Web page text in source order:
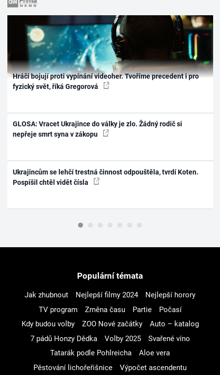
Hráči bojují proti vypínání videoher. Tvoříme precedent i pro
fyzický svět, říká Gregorová
GLOSA: Vracet Ukrajince do války je zlo. Žádný rodič si
nepřeje smrt syna v zákopu
Ukrajincům se lehčí trestná činnost odpouštěla, tvrdí Koten.
Pospíšil chtěl vidět čísla
Populární témata
Jak zhubnout Nejlepší filmy 2024
Nejlepší horory
TV program
Změna času Partie
Počasí
Kdy budou volby
ZOO Nové začátky
Auto – katalog
7 pádů Honzy Dědka
Volby 2025
Svařené víno
Tatarák podle Pohlreicha
Aloe vera
Pěstování lichořeřišnice
Výpočet ascendentu